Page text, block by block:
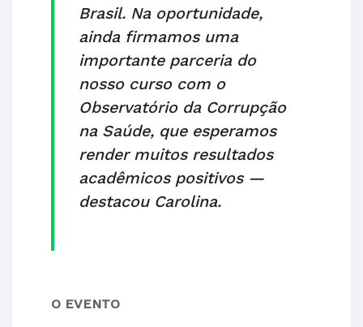
Brasil. Na oportunidade,
ainda firmamos uma
importante parceria do
nosso curso com o
Observatório da Corrupção
na Saúde, que esperamos
render muitos resultados
acadêmicos positivos —
destacou Carolina.
O EVENTO